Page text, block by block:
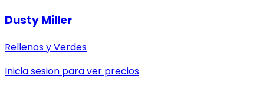
Dusty Miller
Rellenos y Verdes
Inicia sesion para ver precios